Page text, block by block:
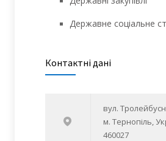
Державне соціальне
Контактні дані
вул.
м. Тернопіль,
460027